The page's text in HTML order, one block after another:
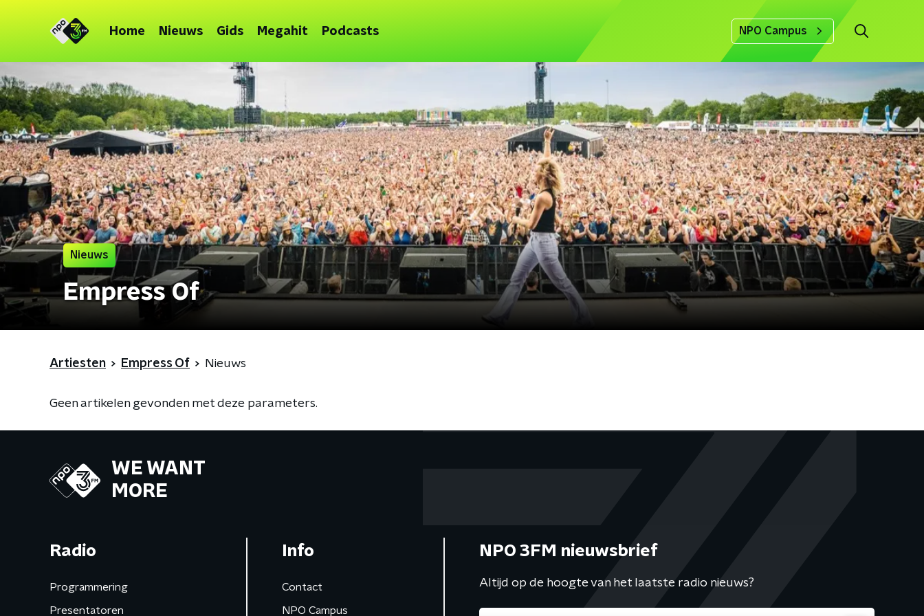
Home Nieuws Gids Megahit Podcasts NPO Campus
Nieuws
Empress Of
Artiesten Empress Of Nieuws
Geen artikelen gevonden met deze parameters.
WE WANT
MORE
Radio
Programmering
Presentatoren
Info
Contact
NPO Campus
NPO 3FM nieuwsbrief
Altijd op de hoogte van het laatste radio nieuws?